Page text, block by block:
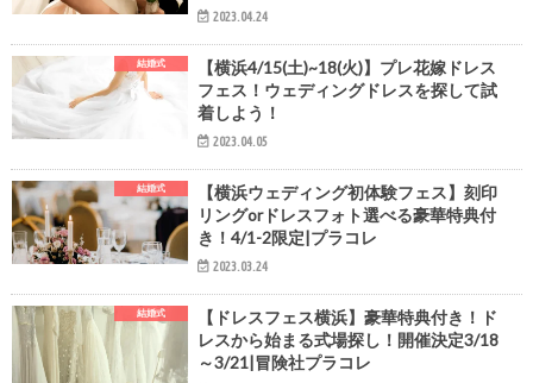
2023.04.24
結婚式
【横浜4/15(土)~18(火)】プレ花嫁ドレス
フェス！ウェディングドレスを探して試
着しよう！
2023.04.05
結婚式
【横浜ウェディング初体験フェス】刻印
リングorドレスフォト選べる豪華特典付
き！4/1-2限定|プラコレ
2023.03.24
結婚式
【ドレスフェス横浜】豪華特典付き！ド
レスから始まる式場探し！開催決定3/18
～3/21|冒険社プラコレ